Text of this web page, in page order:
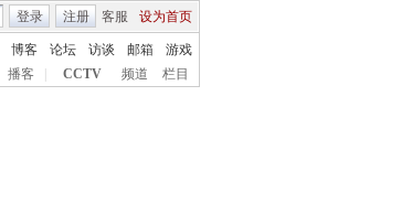
客服 设为首页
登录 注册
博客 论坛 访谈 邮箱
游戏
播客 CCTV 频道 栏目